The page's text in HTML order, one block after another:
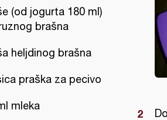
(od jogurta 180 ml)
brašna
heljdinog brašna
praška za pecivo
mleka